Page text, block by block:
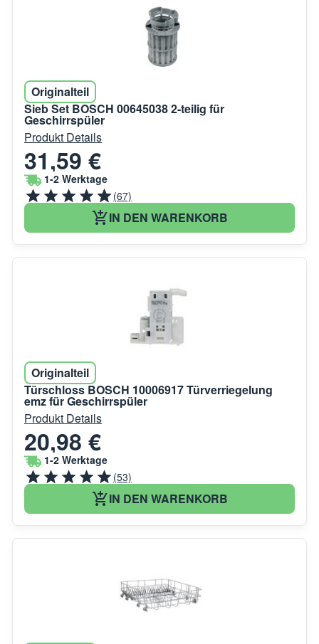
Originalteil
Sieb Set BOSCH 00645038 2-teilig für
Geschirrspüler
Produkt Details
31,59 €
1-2 Werktage
(67)
IN DEN WARENKORB
Originalteil
Türschloss BOSCH 10006917 Türverriegelung
emz für Geschirrspüler
Produkt Details
20,98 €
1-2 Werktage
(53)
IN DEN WARENKORB